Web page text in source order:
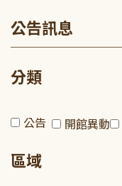
公告訊息
分類
公告 開館異動
區域